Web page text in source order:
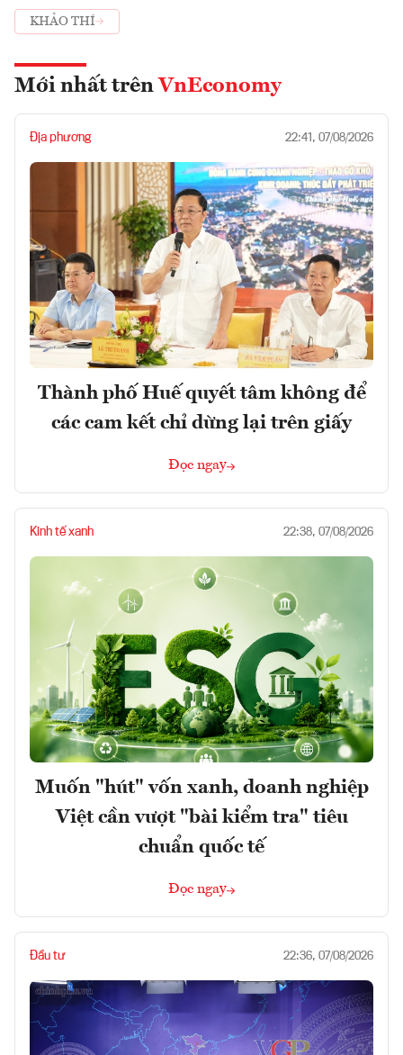
KHẢO THÍ
Mới nhất trên VnEconomy
Địa phương 22:41, 07/08/2026
Thành phố Huế quyết tâm không để
các cam kết chỉ dừng lại trên giấy
Đọc ngay
Kinh tế xanh 22:38, 07/08/2026
Muốn "hút" vốn xanh, doanh nghiệp
Việt cần vượt "bài kiểm tra" tiêu
chuẩn quốc tế
Đọc ngay
Đầu tư 22:36, 07/08/2026